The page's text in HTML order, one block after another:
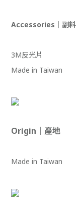
Accessories｜副料
3M反光片
Made in Taiwan
Origin｜產地
Made in Taiwan